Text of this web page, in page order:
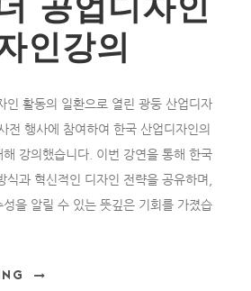
공업디자인
인강의
활동의 일환으로 열린 광둥 산업디자
전 행사에 참여하여 한국 산업디자인의
강의했습니다. 이번 강연을 통해 한국
식과 혁신적인 디자인 전략을 공유하며,
을 알릴 수 있는 뜻깊은 기회를 가졌습